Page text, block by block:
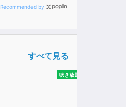
Recommended by
すべて見る
聴き放題